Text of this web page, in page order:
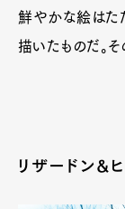
鮮やかな絵はた
描いたものだ。そ
リザードン&